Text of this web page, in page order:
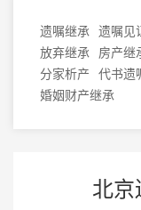
遗嘱继承 遗嘱见
放弃继承
房产继
分家析产
代书遗
婚姻财产继承
北京